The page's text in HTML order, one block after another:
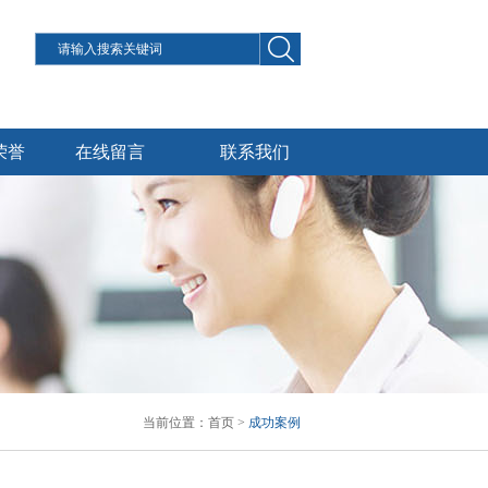
誉 在线留言 联系我们
当前位置： 首页 > 成功案例